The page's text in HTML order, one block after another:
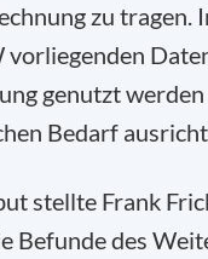
zu tragen.
vorliegenden
genutzt
Bedarf
stellte Frank
Befunde des